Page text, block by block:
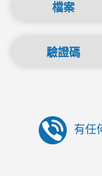
檔案
驗證碼
有任